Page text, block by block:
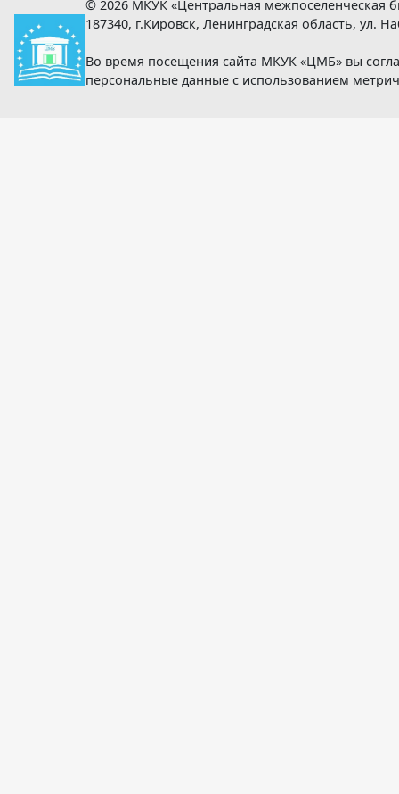
© 2026 МКУК «Центральная межпоселенческая
187340, г.Кировск, Ленинградская область, ул.
Во время посещения сайта МКУК «ЦМБ» вы
персональные данные с использованием